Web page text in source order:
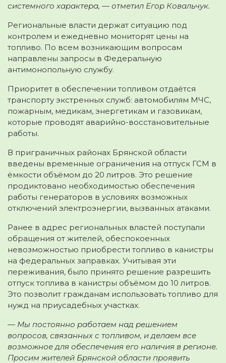
системного характера, — отметил Егор Ковальчук.
Региональные власти держат ситуацию под
контролем и ежедневно мониторят цены на
топливо. По всем возникающим вопросам
направлены запросы в Федеральную
антимонопольную службу.
Приоритет в обеспечении топливом отдаётся
транспорту экстренных служб: автомобилям МЧС,
пожарным, медикам, энергетикам и газовикам,
которые проводят аварийно-восстановительные
работы.
В приграничных районах Брянской области
введены временные ограничения на отпуск ГСМ в
ёмкости объёмом до 20 литров. Это решение
продиктовано необходимостью обеспечения
работы генераторов в условиях возможных
отключений электроэнергии, вызванных атаками.
Ранее в адрес региональных властей поступали
обращения от жителей, обеспокоенных
невозможностью приобрести топливо в канистры
на федеральных заправках. Учитывая эти
переживания, было принято решение разрешить
отпуск топлива в канистры объёмом до 10 литров.
Это позволит гражданам использовать топливо для
нужд на приусадебных участках.
— Мы постоянно работаем над решением
вопросов, связанных с топливом, и делаем все
возможное для обеспечения его наличия в регионе.
Просим жителей Брянской области проявить